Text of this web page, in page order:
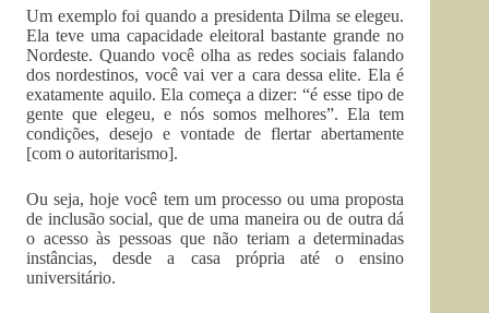
Um exemplo foi quando a presidenta Dilma se elegeu.
Ela teve uma capacidade eleitoral bastante grande no
Nordeste. Quando você olha as redes sociais falando
dos nordestinos, você vai ver a cara dessa elite. Ela é
exatamente aquilo. Ela começa a dizer: “é esse tipo de
gente que elegeu, e nós somos melhores”. Ela tem
condições, desejo e vontade de flertar abertamente
[com o autoritarismo].
Ou seja, hoje você tem um processo ou uma proposta
de inclusão social, que de uma maneira ou de outra dá
o acesso às pessoas que não teriam a determinadas
instâncias, desde a casa própria até o ensino
universitário.